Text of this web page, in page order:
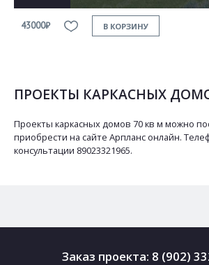
43000₽ В КОРЗИНУ
ПРОЕКТЫ КАРКАСНЫХ
Проекты каркасных домов 70 кв м можно
приобрести на сайте Арпланс онлайн.
консультации 89023321965.
Заказ проекта: 8 (902)